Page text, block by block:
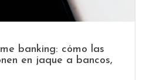
banking: cómo las
en jaque a bancos,